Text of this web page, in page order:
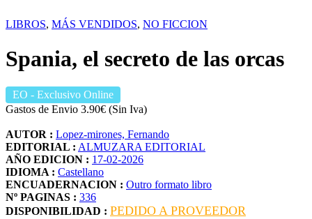
LIBROS, MÁS VENDIDOS, NO FICCION
Spania, el secreto de las orcas
EO - Exclusivo Online
Gastos de Envio 3.90€ (Sin Iva)
AUTOR : Lopez-mirones, Fernando
EDITORIAL : ALMUZARA EDITORIAL
AÑO EDICION : 17-02-2026
IDIOMA : Castellano
ENCUADERNACION : Outro formato libro
Nº PAGINAS : 336
DISPONIBILIDAD : PEDIDO A PROVEEDOR